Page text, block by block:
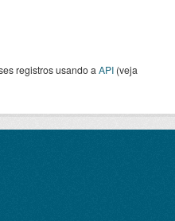
registros usando a API (veja